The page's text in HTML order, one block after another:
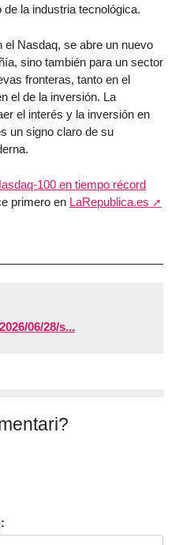
la industria tecnológica.
Nasdaq, se abre un nuevo
sino también para un sector
fronteras, tanto en el
el de la inversión. La
el interés y la inversión en
un signo claro de su
100 en tiempo récord
primero en LaRepublica.es
06/28/s...